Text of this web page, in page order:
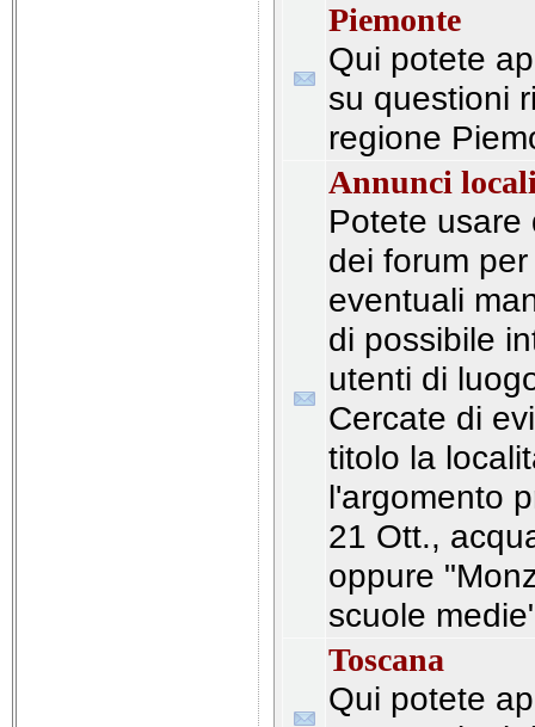
Piemonte
Qui potete
su questioni
regione
Annunci
Potete usare
dei forum
eventuali
di possibile
utenti di
Cercate di
titolo la
l'argomento
21 Ott.,
oppure
scuole
Toscana
Qui potete